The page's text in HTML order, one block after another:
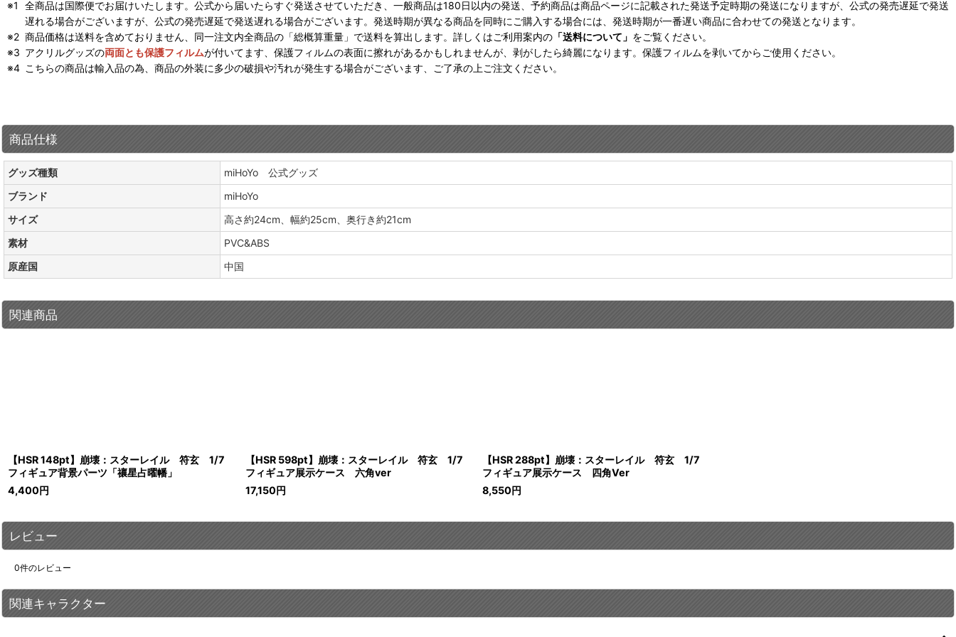
全商品は国際便でお届けいたします。公式から届いたらすぐ発送させていただき、一般商品は180日以内の発送、予約商品は商品ページに記載された発送予定時期の発送になりますが、公式の発売遅延で発送
遅れる場合がございますが、公式の発売遅延で発送遅れる場合がございます。発送時期が異なる商品を同時にご購入する場合には、発送時期が一番遅い商品に合わせての発送となります。
商品価格は送料を含めておりません、同一注文内全商品の「総概算重量」で送料を算出します。詳しくはご利用案内の 「送料について」 をご覧ください。
アクリルグッズの両面とも保護フィルムが付いてます、保護フィルムの表面に擦れがあるかもしれませんが、剥がしたら綺麗になります。保護フィルムを剥いてからご使用ください。
こちらの商品は輸入品の為、商品の外装に多少の破損や汚れが発生する場合がございます、ご了承の上ご注文ください。
商品仕様
グッズ種類
miHoYo 公式グッズ
ブランド
miHoYo
サイズ
高さ約24cm、幅約25cm、奥行き約21cm
素材
PVC&ABS
原産国
中国
関連商品
【HSR 148pt】崩壊：スターレイル 符玄 1/7
フィギュア背景パーツ「禳星占曜幡」
4,400円
【HSR 598pt】崩壊：スターレイル 符玄 1/7
フィギュア展示ケース 六角ver
17,150円
【HSR 288pt】崩壊：スターレイル 符玄 1/7
フィギュア展示ケース 四角Ver
8,550円
レビュー
0件のレビュー
関連キャラクター